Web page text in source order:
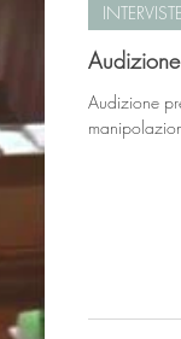
Audizione
INTERVISTE